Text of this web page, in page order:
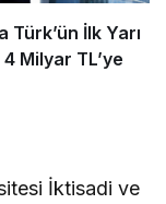
Türk’ün İlk Yarı
4 Milyar TL’ye
İktisadi ve